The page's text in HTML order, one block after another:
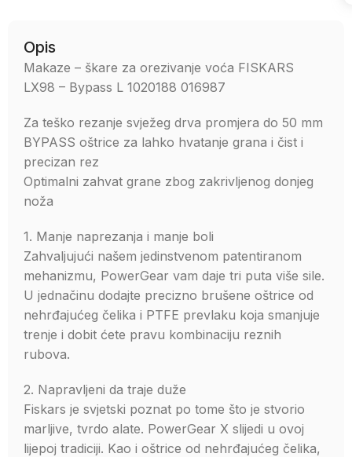
Opis
Makaze – škare za orezivanje voća FISKARS
LX98 – Bypass L 1020188 016987
Za teško rezanje svježeg drva promjera do 50 mm
BYPASS oštrice za lahko hvatanje grana i čist i
precizan rez
Optimalni zahvat grane zbog zakrivljenog donjeg
noža
1. Manje naprezanja i manje boli
Zahvaljujući našem jedinstvenom patentiranom
mehanizmu, PowerGear vam daje tri puta više sile.
U jednačinu dodajte precizno brušene oštrice od
nehrđajućeg čelika i PTFE prevlaku koja smanjuje
trenje i dobit ćete pravu kombinaciju reznih
rubova.
2. Napravljeni da traje duže
Fiskars je svjetski poznat po tome što je stvorio
marljive, tvrdo alate. PowerGear X slijedi u ovoj
lijepoj tradiciji. Kao i oštrice od nehrđajućeg čelika,